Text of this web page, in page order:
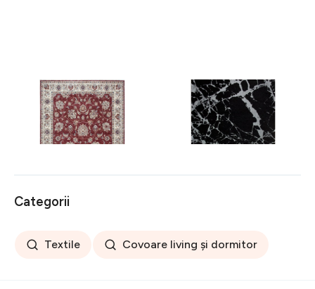
Covor rezistent Eko, ALT
05 - Red, Ivory, 100%
poliester, 80 x 150 cm
256 lei
Covor rezistent SM 21 -
Black, Silver XW, 80x300
441 lei
Categorii
Textile Covoare living și dormitor